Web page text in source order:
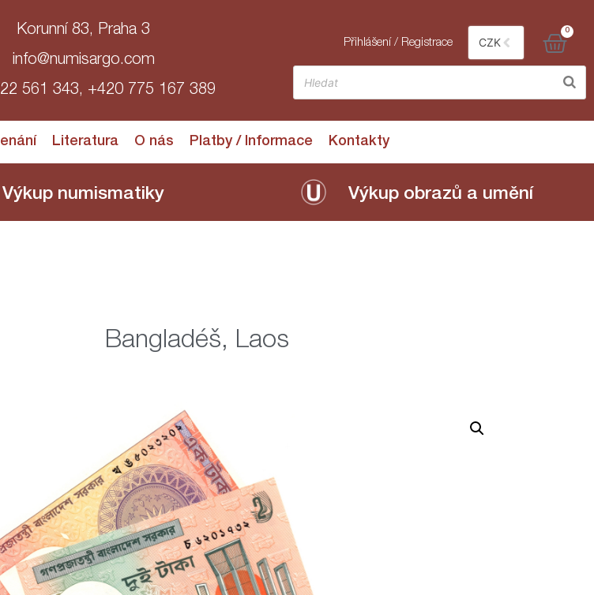
Korunní 83, Praha 3
info@numisargo.com
561 343, +420 775 167 389
Přihlášení / Registrace CZK
0
Literatura O nás Platby / Informace Kontakty
Výkup numismatiky Výkup obrazů a umění
Bangladéš, Laos